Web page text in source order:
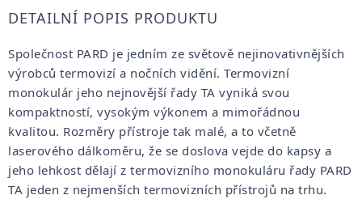
DETAILNÍ POPIS PRODUKTU
Společnost PARD je jedním ze světově nejinovativnějších
výrobců termovizí a nočních vidění. Termovizní
monokulár jeho nejnovější řady TA vyniká svou
kompaktností, vysokým výkonem a mimořádnou
kvalitou. Rozměry přístroje tak malé, a to včetně
laserového dálkoměru, že se doslova vejde do kapsy a
jeho lehkost dělají z termovizního monokuláru řady PARD
TA jeden z nejmenších termovizních přístrojů na trhu.